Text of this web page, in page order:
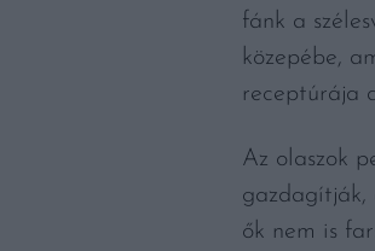
fánk a
közepébe,
receptúrája
Az olaszok
gazdagítják,
ők nem is